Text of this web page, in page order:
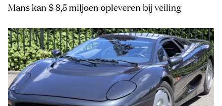
Mans kan $ 8,5 miljoen opleveren bij veiling